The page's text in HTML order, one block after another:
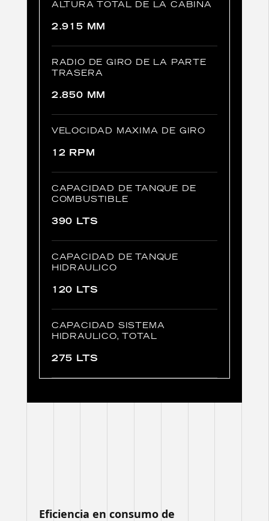
ALTURA TOTAL DE LA CABINA
2.915 MM
RADIO DE GIRO DE LA PARTE
TRASERA
2.850 MM
VELOCIDAD MAXIMA DE GIRO
12 RPM
CAPACIDAD DE TANQUE DE
COMBUSTIBLE
390 LTS
CAPACIDAD DE TANQUE
HIDRAULICO
120 LTS
CAPACIDAD SISTEMA
HIDRAULICO, TOTAL
275 LTS
Eficiencia en consumo de